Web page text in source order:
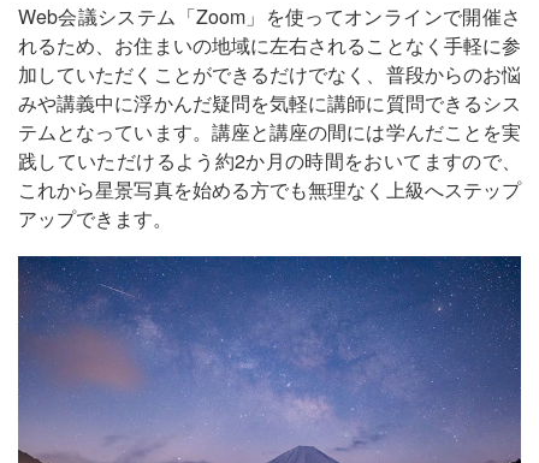
Web会議システム「Zoom」を使ってオンラインで開催さ
れるため、お住まいの地域に左右されることなく手軽に参
加していただくことができるだけでなく、普段からのお悩
みや講義中に浮かんだ疑問を気軽に講師に質問できるシス
テムとなっています。講座と講座の間には学んだことを実
践していただけるよう約2か月の時間をおいてますので、
これから星景写真を始める方でも無理なく上級へステップ
アップできます。